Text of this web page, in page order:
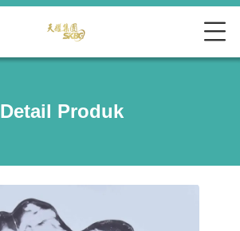
Detail Produk